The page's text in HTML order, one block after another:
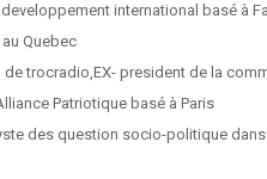
international basé à
Quebec
de trocradio,EX- president de la
Patriotique basé à Paris
des question socio-politique